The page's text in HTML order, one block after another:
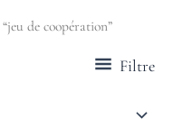
de coopération”
Filtre